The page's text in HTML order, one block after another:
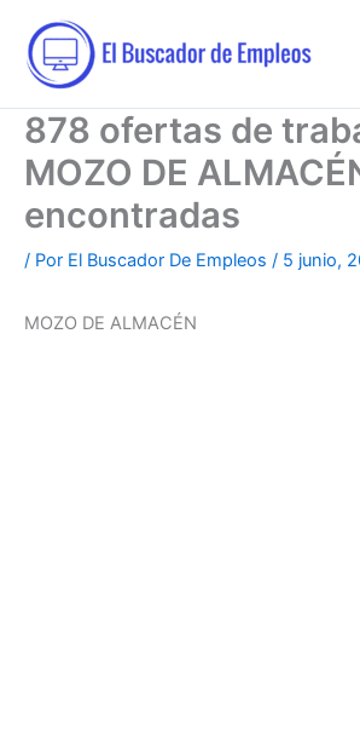
contenido
878 ofertas de
MOZO DE
encontradas
/ Por El Buscador De Empleos / 5 junio,
MOZO DE ALMACÉN